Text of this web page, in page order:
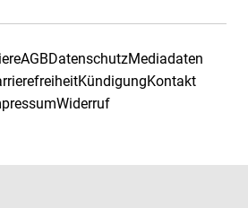
AGBDatenschutzMediadaten
KündigungKontakt
Widerruf